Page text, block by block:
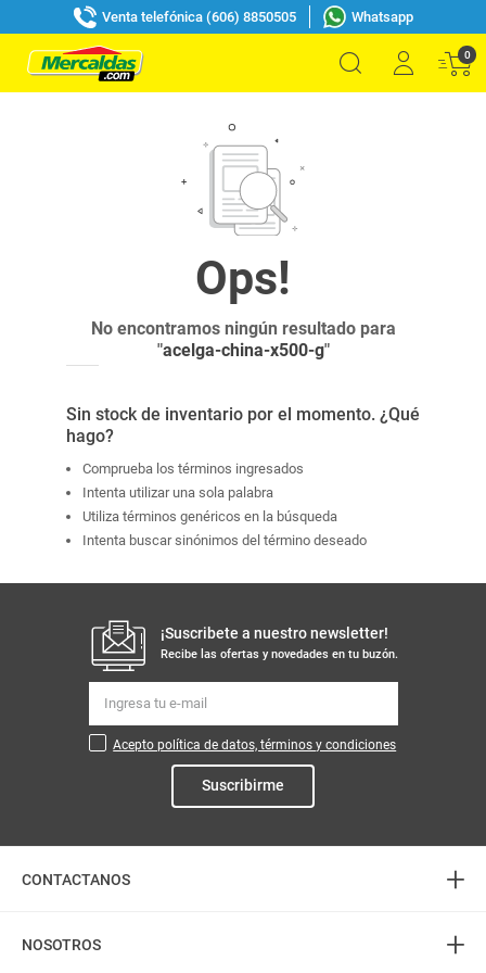
Venta telefónica (606) 8850505 Whatsapp
0
No encontramos ningún resultado para
"acelga-china-x500-g"
Sin stock de inventario por el momento. ¿Qué
hago?
Comprueba los términos ingresados
Intenta utilizar una sola palabra
Utiliza términos genéricos en la búsqueda
Intenta buscar sinónimos del término deseado
¡Suscribete a nuestro newsletter!
Recibe las ofertas y novedades en tu buzón.
Acepto política de datos, términos y condiciones
Suscribirme
CONTACTANOS +
Atención telefónica
NOSOTROS +